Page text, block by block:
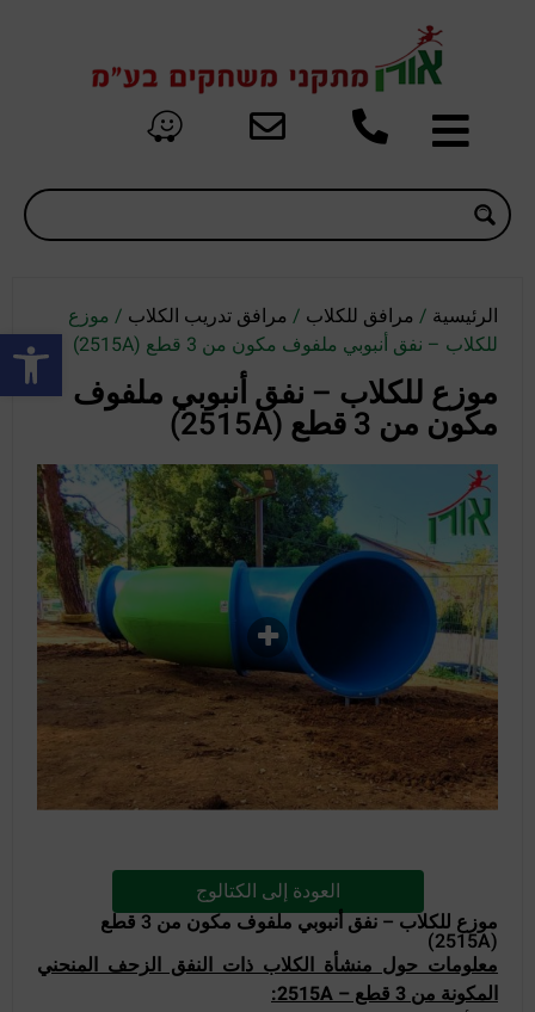
الرئيسية / مرافق للكلاب / مرافق تدريب الكلاب / موزع
للكلاب – نفق أنبوبي ملفوف مكون من 3 قطع (2515A)
موزع للكلاب – نفق أنبوبي ملفوف
مكون من 3 قطع (2515A)
العودة إلى الكتالوج
موزع للكلاب – نفق أنبوبي ملفوف مكون من 3 قطع
(2515A)
معلومات حول منشأة الكلاب ذات النفق الزحف المنحني
المكونة من 3 قطع – 2515A: